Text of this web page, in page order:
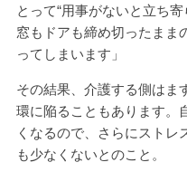
とって“用事がないと立ち
窓もドアも締め切ったまま
ってしまいます」
その結果、介護する側はま
環に陥ることもあります。
くなるので、さらにストレ
も少なくないとのこと。